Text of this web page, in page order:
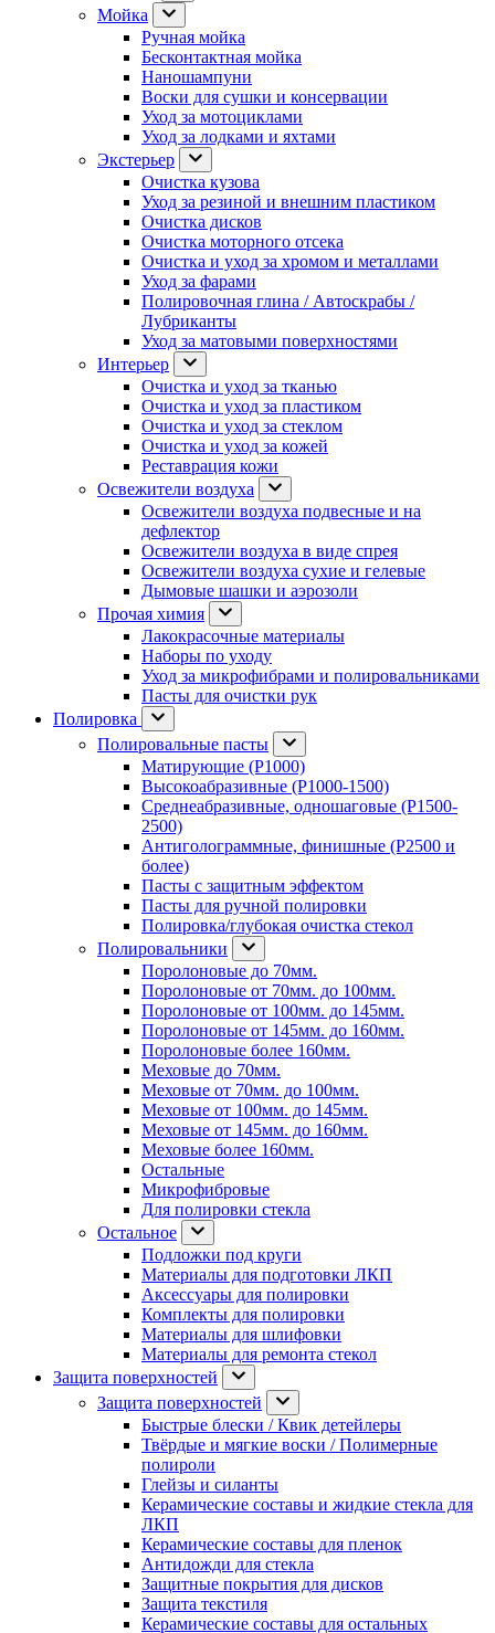
Мойка
Ручная мойка
Бесконтактная мойка
Наношампуни
Воски для сушки и консервации
Уход за мотоциклами
Уход за лодками и яхтами
Экстерьер
Очистка кузова
Уход за резиной и внешним пластиком
Очистка дисков
Очистка моторного отсека
Очистка и уход за хромом и металлами
Уход за фарами
Полировочная глина / Автоскрабы /
Лубриканты
Уход за матовыми поверхностями
Интерьер
Очистка и уход за тканью
Очистка и уход за пластиком
Очистка и уход за стеклом
Очистка и уход за кожей
Реставрация кожи
Освежители воздуха
Освежители воздуха подвесные и на
дефлектор
Освежители воздуха в виде спрея
Освежители воздуха сухие и гелевые
Дымовые шашки и аэрозоли
Прочая химия
Лакокрасочные материалы
Наборы по уходу
Уход за микрофибрами и полировальниками
Пасты для очистки рук
Полировка
Полировальные пасты
Матирующие (P1000)
Высокоабразивные (P1000-1500)
Среднеабразивные, одношаговые (P1500-
2500)
Антиголограммные, финишные (P2500 и
более)
Пасты с защитным эффектом
Пасты для ручной полировки
Полировка/глубокая очистка стекол
Полировальники
Поролоновые до 70мм.
Поролоновые от 70мм. до 100мм.
Поролоновые от 100мм. до 145мм.
Поролоновые от 145мм. до 160мм.
Поролоновые более 160мм.
Меховые до 70мм.
Меховые от 70мм. до 100мм.
Меховые от 100мм. до 145мм.
Меховые от 145мм. до 160мм.
Меховые более 160мм.
Остальные
Микрофибровые
Для полировки стекла
Остальное
Подложки под круги
Материалы для подготовки ЛКП
Аксессуары для полировки
Комплекты для полировки
Материалы для шлифовки
Материалы для ремонта стекол
Защита поверхностей
Защита поверхностей
Быстрые блески / Квик детейлеры
Твёрдые и мягкие воски / Полимерные
полироли
Глейзы и силанты
Керамические составы и жидкие стекла для
ЛКП
Керамические составы для пленок
Антидожди для стекла
Защитные покрытия для дисков
Защита текстиля
Керамические составы для остальных